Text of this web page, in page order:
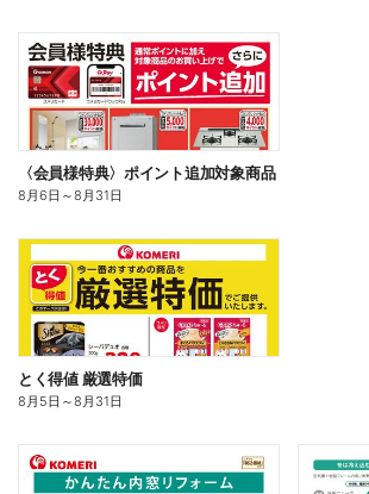
〈会員様特典〉ポイント追加対象商品
8月6日 ～8月31日
とく得値 厳選特価
8月5日 ～8月31日